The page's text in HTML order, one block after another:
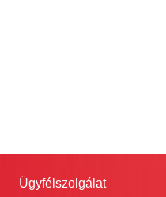
Ügyfélszolgálat